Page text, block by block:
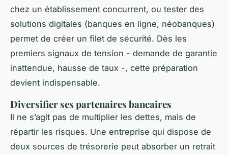
chez un établissement concurrent, ou tester des
solutions digitales (banques en ligne, néobanques)
permet de créer un filet de sécurité. Dès les
premiers signaux de tension - demande de garantie
inattendue, hausse de taux -, cette préparation
devient indispensable.
Diversifier ses partenaires bancaires
Il ne s’agit pas de multiplier les dettes, mais de
répartir les risques. Une entreprise qui dispose de
deux sources de trésorerie peut absorber un retrait